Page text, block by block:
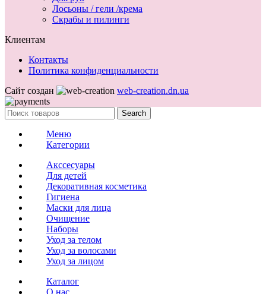
Лосьоны / гели /крема
Скрабы и пилинги
Клиентам
Контакты
Политика конфиденциальности
Сайт создан
web-creation.dn.ua
Search
Меню
Категории
Акссесуары
Для детей
Декоративная косметика
Гигиена
Маски для лица
Очищение
Наборы
Уход за телом
Уход за волосами
Уход за лицом
Каталог
О нас